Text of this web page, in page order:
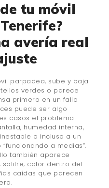
tu móvil
avería real
parpadea, sube y baja
verdes o parece
primero en un fallo
puede ser algo
casos el problema
humedad interna,
o incluso a un
a medias”.
también aparece
calor dentro del
caídas que parecen